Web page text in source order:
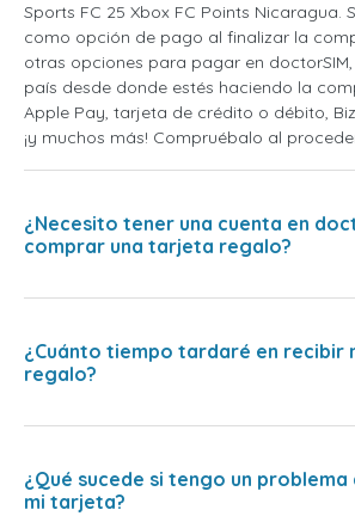
Sports FC 25 Xbox FC Points Nicaragua.
como opción de pago al finalizar la
otras opciones para pagar en
país desde donde estés haciendo la
Apple Pay, tarjeta de crédito o débito,
¡y muchos más! Compruébalo al
¿Necesito tener una cuenta en
comprar una tarjeta regalo?
¿Cuánto tiempo tardaré en recibir
regalo?
¿Qué sucede si tengo un problema
mi tarjeta?